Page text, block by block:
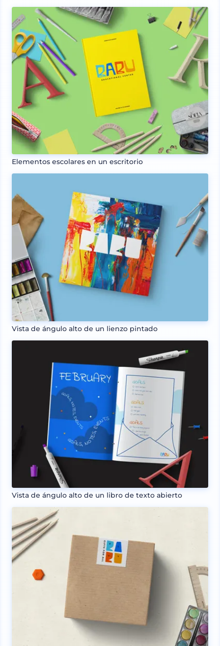
Elementos escolares en un escritorio
Vista de ángulo alto de un lienzo pintado
Vista de ángulo alto de un libro de texto abierto